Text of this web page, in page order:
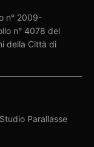
n° 2009-
n° 4078 del
della Città di
Parallasse